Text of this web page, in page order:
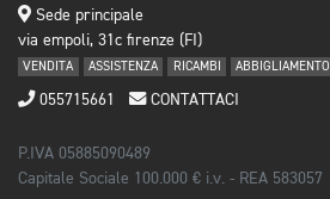
Sede principale
via empoli, 31c firenze (FI)
VENDITA ASSISTENZA RICAMBI ABBIGLIAMENTO
055715661 CONTATTACI
P.IVA 05885090489
Capitale Sociale 100.000 € i.v. - REA 583057